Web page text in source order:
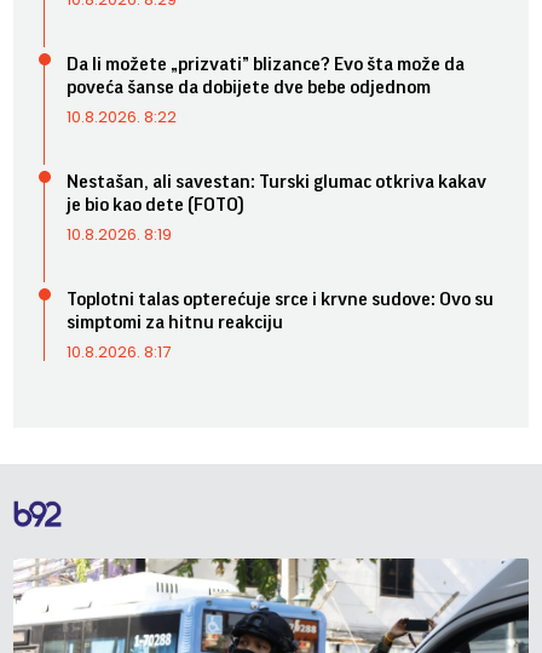
Da li možete „prizvati” blizance? Evo šta može da
poveća šanse da dobijete dve bebe odjednom
10.8.2026. 8:22
Nestašan, ali savestan: Turski glumac otkriva kakav
je bio kao dete (FOTO)
10.8.2026. 8:19
Toplotni talas opterećuje srce i krvne sudove: Ovo su
simptomi za hitnu reakciju
10.8.2026. 8:17